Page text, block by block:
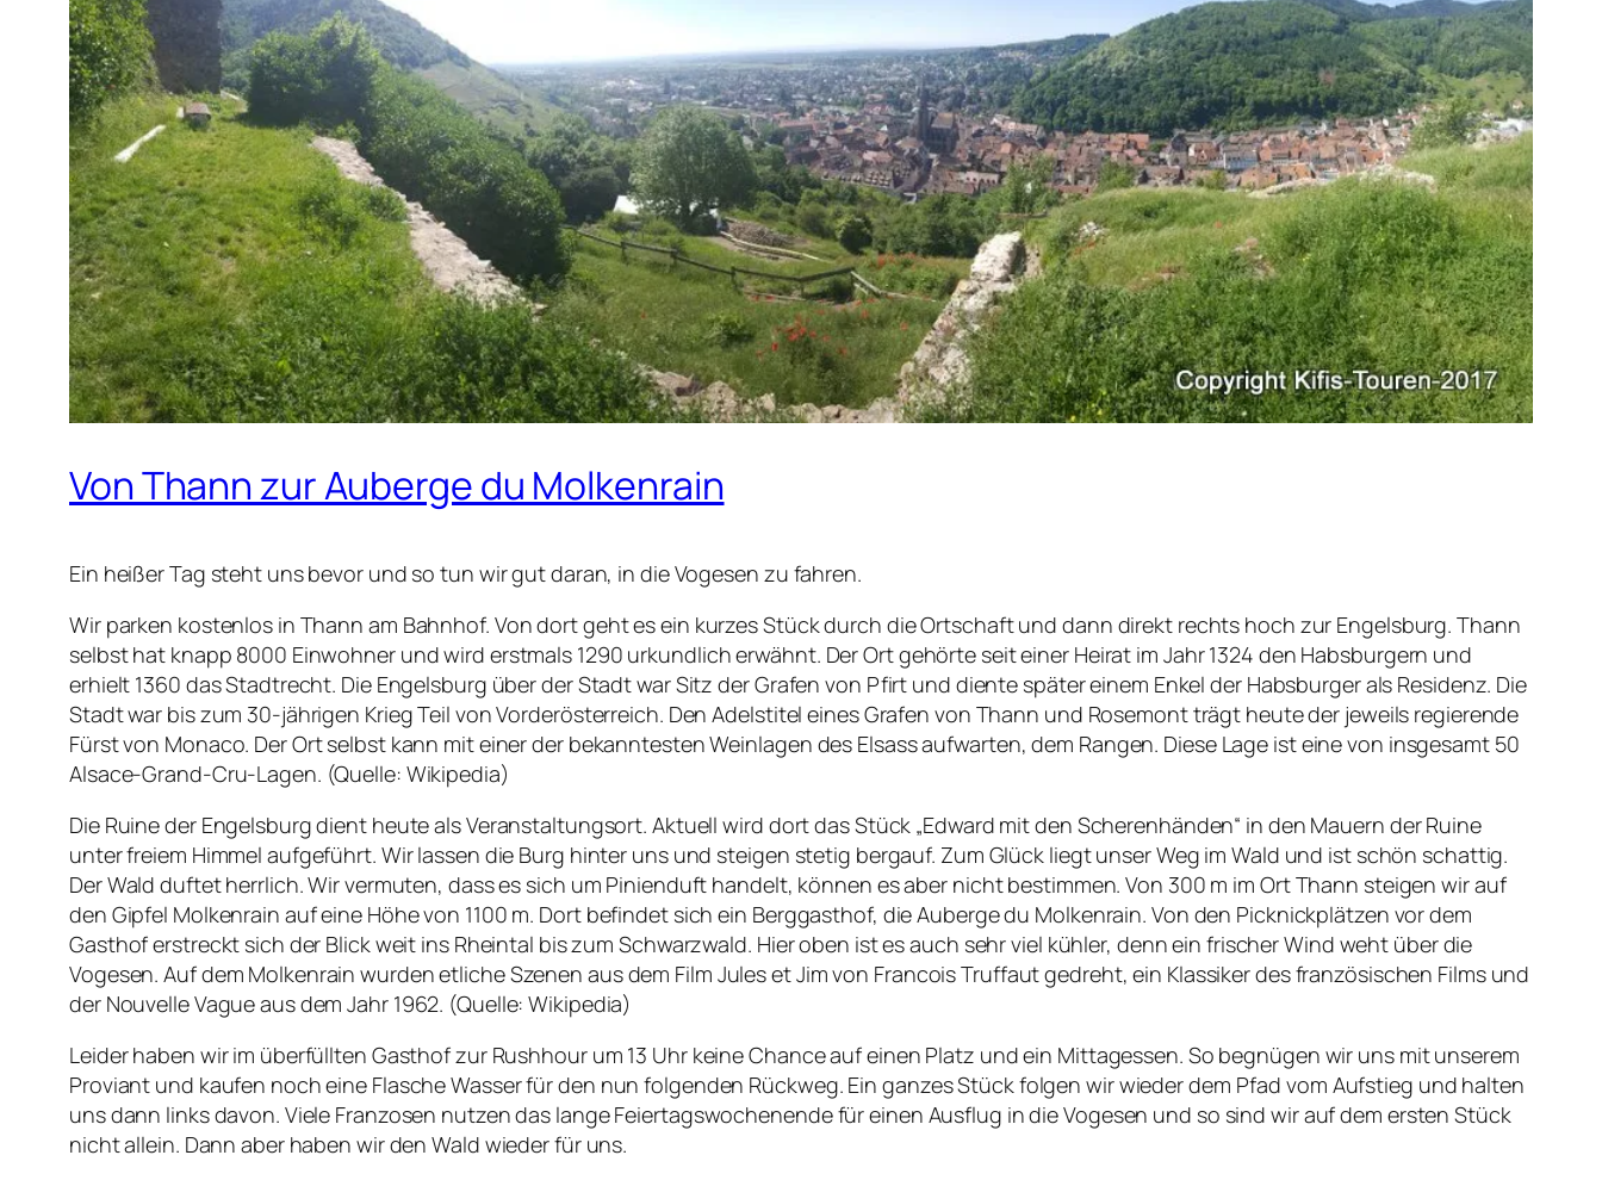
Von Thann zur Auberge du Molkenrain
Ein heißer Tag steht uns bevor und so tun wir gut daran, in die Vogesen zu fahren.
Wir parken kostenlos in Thann am Bahnhof. Von dort geht es ein kurzes Stück durch die Ortschaft und dann direkt rechts hoch zur Engelsburg. Thann
selbst hat knapp 8000 Einwohner und wird erstmals 1290 urkundlich erwähnt. Der Ort gehörte seit einer Heirat im Jahr 1324 den Habsburgern und
erhielt 1360 das Stadtrecht. Die Engelsburg über der Stadt war Sitz der Grafen von Pfirt und diente später einem Enkel der Habsburger als Residenz. Die
Stadt war bis zum 30-jährigen Krieg Teil von Vorderösterreich. Den Adelstitel eines Grafen von Thann und Rosemont trägt heute der jeweils regierende
Fürst von Monaco. Der Ort selbst kann mit einer der bekanntesten Weinlagen des Elsass aufwarten, dem Rangen. Diese Lage ist eine von insgesamt 50
Alsace-Grand-Cru-Lagen. (Quelle: Wikipedia)
Die Ruine der Engelsburg dient heute als Veranstaltungsort. Aktuell wird dort das Stück „Edward mit den Scherenhänden“ in den Mauern der Ruine
unter freiem Himmel aufgeführt. Wir lassen die Burg hinter uns und steigen stetig bergauf. Zum Glück liegt unser Weg im Wald und ist schön schattig.
Der Wald duftet herrlich. Wir vermuten, dass es sich um Pinienduft handelt, können es aber nicht bestimmen. Von 300 m im Ort Thann steigen wir auf
den Gipfel Molkenrain auf eine Höhe von 1100 m. Dort befindet sich ein Berggasthof, die Auberge du Molkenrain. Von den Picknickplätzen vor dem
Gasthof erstreckt sich der Blick weit ins Rheintal bis zum Schwarzwald. Hier oben ist es auch sehr viel kühler, denn ein frischer Wind weht über die
Vogesen. Auf dem Molkenrain wurden etliche Szenen aus dem Film Jules et Jim von Francois Truffaut gedreht, ein Klassiker des französischen Films und
der Nouvelle Vague aus dem Jahr 1962. (Quelle: Wikipedia)
Leider haben wir im überfüllten Gasthof zur Rushhour um 13 Uhr keine Chance auf einen Platz und ein Mittagessen. So begnügen wir uns mit unserem
Proviant und kaufen noch eine Flasche Wasser für den nun folgenden Rückweg. Ein ganzes Stück folgen wir wieder dem Pfad vom Aufstieg und halten
uns dann links davon. Viele Franzosen nutzen das lange Feiertagswochenende für einen Ausflug in die Vogesen und so sind wir auf dem ersten Stück
nicht allein. Dann aber haben wir den Wald wieder für uns.